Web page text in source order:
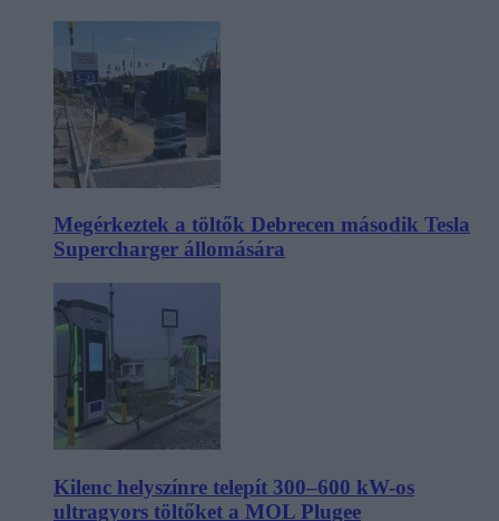
Megérkeztek a töltők Debrecen második Tesla
Supercharger állomására
Kilenc helyszínre telepít 300–600 kW-os
ultragyors töltőket a MOL Plugee